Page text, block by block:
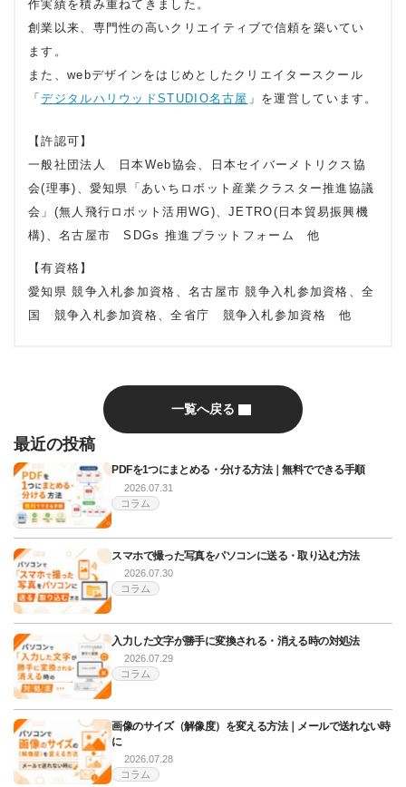
作実績を積み重ねてきました。
創業以来、専門性の高いクリエイティブで信頼を築いてい
ます。
また、webデザインをはじめとしたクリエイタースクール
「デジタルハリウッドSTUDIO名古屋 」を運営しています。
【許認可】
一般社団法人 日本Web協会、日本セイバーメトリクス協
会(理事)、愛知県「あいちロボット産業クラスター推進協議
会」(無人飛行ロボット活用WG)、JETRO(日本貿易振興機
構)、名古屋市 SDGs 推進プラットフォーム 他
【有資格】
愛知県 競争入札参加資格、名古屋市 競争入札参加資格、全
国 競争入札参加資格、全省庁 競争入札参加資格 他
一覧へ戻る
最近の投稿
PDFを1つにまとめる・分ける方法｜無料でできる手順
2026.07.31
コラム
スマホで撮った写真をパソコンに送る・取り込む方法
2026.07.30
コラム
入力した文字が勝手に変換される・消える時の対処法
2026.07.29
コラム
画像のサイズ（解像度）を変える方法｜メールで送れない時
に
2026.07.28
コラム